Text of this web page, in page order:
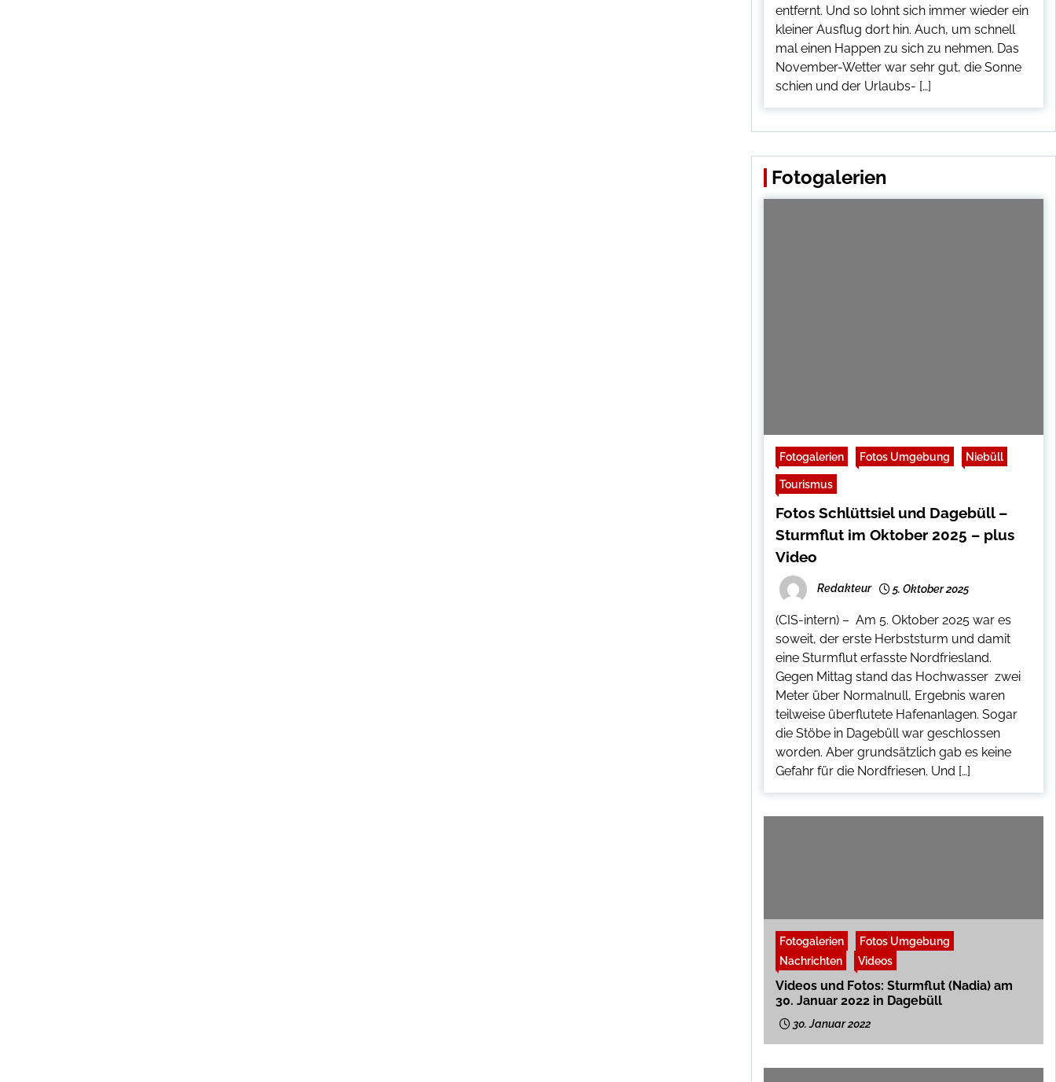
entfernt. Und so lohnt sich immer wieder ein
kleiner Ausflug dort hin. Auch, um schnell
mal einen Happen zu sich zu nehmen. Das
November-Wetter war sehr gut, die Sonne
schien und der Urlaubs- […]
Fotogalerien
Fotogalerien Fotos Umgebung Niebüll
Tourismus
Fotos Schlüttsiel und Dagebüll –
Sturmflut im Oktober 2025 – plus
Video
Redakteur 5. Oktober 2025
(CIS-intern) – Am 5. Oktober 2025 war es
soweit, der erste Herbststurm und damit
eine Sturmflut erfasste Nordfriesland.
Gegen Mittag stand das Hochwasser zwei
Meter über Normalnull, Ergebnis waren
teilweise überflutete Hafenanlagen. Sogar
die Stöbe in Dagebüll war geschlossen
worden. Aber grundsätzlich gab es keine
Gefahr für die Nordfriesen. Und […]
Fotogalerien
Fotos Umgebung
Nachrichten
Videos
Videos und Fotos: Sturmflut (Nadia) am
30. Januar 2022 in Dagebüll
30. Januar 2022